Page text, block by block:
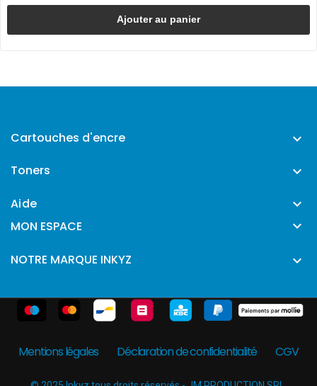
Ajouter au panier
Cartouches d'encre 
Toners 
Aide 
MON ESPACE 
NOTRE MARQUE INKYZ 
Mentions légales Déclaration de confidentialité CGV